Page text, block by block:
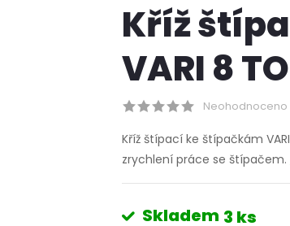
Kříž
VARI 8
Neohodnoceno
Kříž štípací ke štípačkám
zrychlení práce se štípačem.
Skladem 3 ks